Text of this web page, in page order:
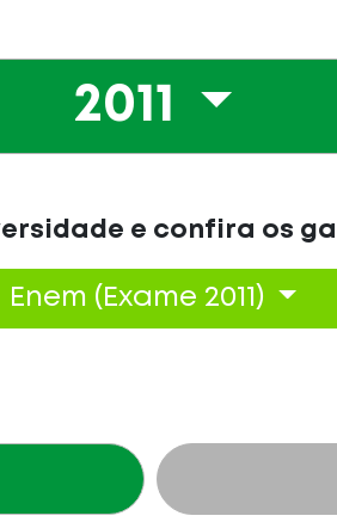
2011
e confira os
Enem (Exame 2011)